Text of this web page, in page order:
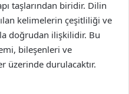
taşlarından biridir. Dilin
kelimelerin çeşitliliği ve
doğrudan ilişkilidir. Bu
bileşenleri ve
üzerinde durulacaktır.